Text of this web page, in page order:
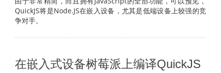
QuickJS将是Node.JS在嵌入设备，尤其是低端设备上较强的竞
争对手。
在嵌入式设备树莓派上编译QuickJS